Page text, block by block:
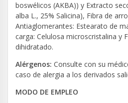
boswélicos (AKBA)) y Extracto
alba L., 25% Salicina), Fibra de
Antiaglomerantes: Estearato de
carga: Celulosa microscristalina y
dihidratado.
Alérgenos: Consulte con su
caso de alergia a los derivados
MODO DE EMPLEO